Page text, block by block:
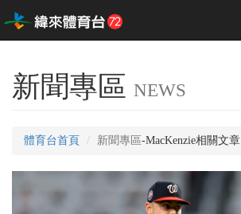
新聞專區 NEWS
體育台首頁 新聞專區-MacKenzie相關文章